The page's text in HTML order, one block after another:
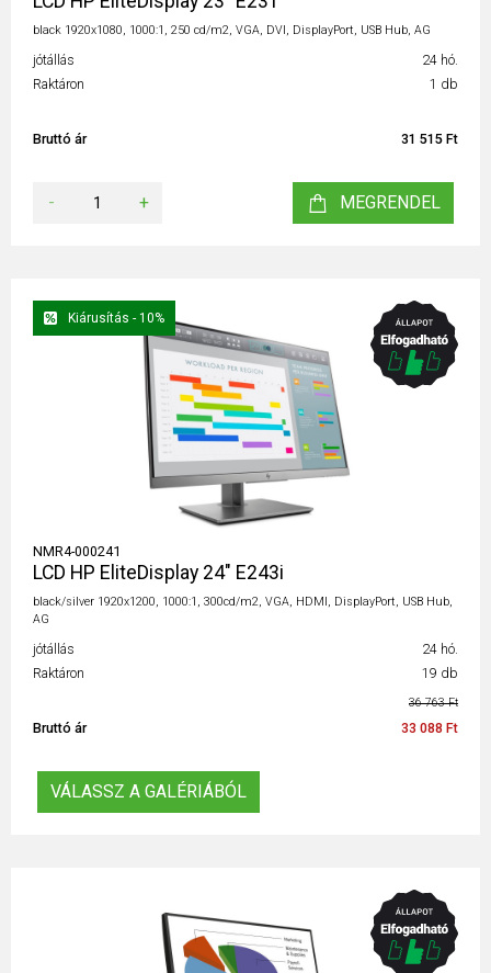
black 1920x1080, 1000:1, 250 cd/m2, VGA, DVI, DisplayPort, USB Hub, AG
jótállás
24 hó.
Raktáron
1 db
Bruttó ár 31 515 Ft
- + MEGRENDEL
Kiárusítás - 10%
NMR4-000241
LCD HP EliteDisplay 24" E243i
black/silver 1920x1200, 1000:1, 300cd/m2, VGA, HDMI, DisplayPort, USB Hub,
AG
jótállás
24 hó.
Raktáron
19 db
36 763 Ft
Bruttó ár 33 088 Ft
VÁLASSZ A GALÉRIÁBÓL